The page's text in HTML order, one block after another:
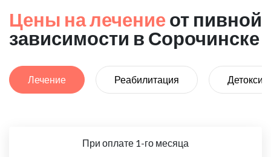
Цены на лечение от пивной
зависимости в Сорочинске
Лечение Реабилитация
При оплате 1-го месяца